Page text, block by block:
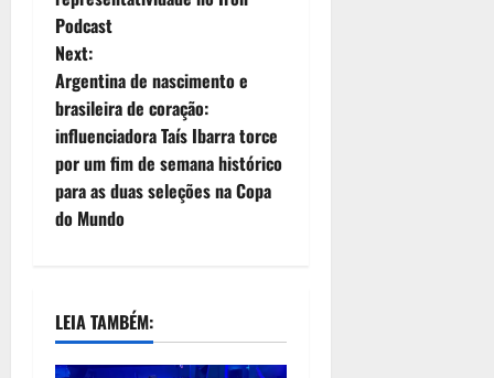
Podcast
Next:
Argentina de nascimento e
brasileira de coração:
influenciadora Taís Ibarra torce
por um fim de semana histórico
para as duas seleções na Copa
do Mundo
LEIA TAMBÉM: